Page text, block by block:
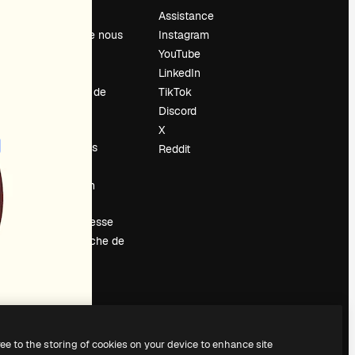
À propos de nous
Tendances de
Événements
Vendre mon
Salle de presse
À la recherche de
Assistance
Instagram
YouTube
LinkedIn
TikTok
Discord
X
Reddit
to the storing of cookies on your device to enhance site